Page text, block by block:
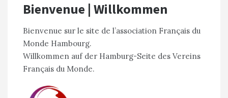
Bienvenue | Willkommen
Bienvenue sur le site de l’association Français du
Monde Hambourg.
Willkommen auf der Hamburg-Seite des Vereins
Français du Monde.